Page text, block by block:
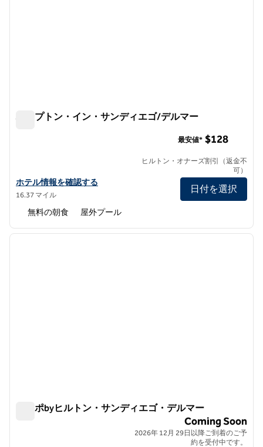
ハンプトン・イン・サンディエゴ/デルマー
ハンプトン・イン・サンディエゴ/デルマーの詳細を表示
ホテル情報を確認する
16.37 マイル
最安値* $128
ヒルトン・オナーズ割引（返金不
可）
日付を選択
無料の朝食 屋外プール
1/7
次の
テンポbyヒルトン・サンディエゴ・デルマー
テンポbyヒルトン・サンディエゴ・デルマーComing Soon
2026年 12月 29日以降ご到着のご予
約を受付中です。